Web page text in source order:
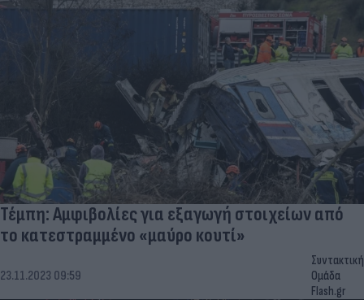
Τέμπη: Αμφιβολίες για εξαγωγή στοιχείων από
το κατεστραμμένο «μαύρο κουτί»
23.11.2023 09:59
Συντακτική
Ομάδα
Flash.gr